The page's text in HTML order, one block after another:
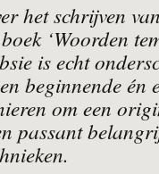
het schrijven
‘Woorden
is echt
beginnende én
om een
passant